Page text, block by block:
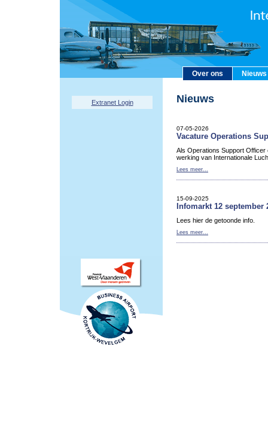
Over ons Nieuws
Extranet Login Nieuws
07-05-2026
Vacature Operations
Als Operations Support Officer
werking van Internationale
Lees meer...
15-09-2025
Infomarkt 12 september
Lees hier de getoonde info.
Lees meer...